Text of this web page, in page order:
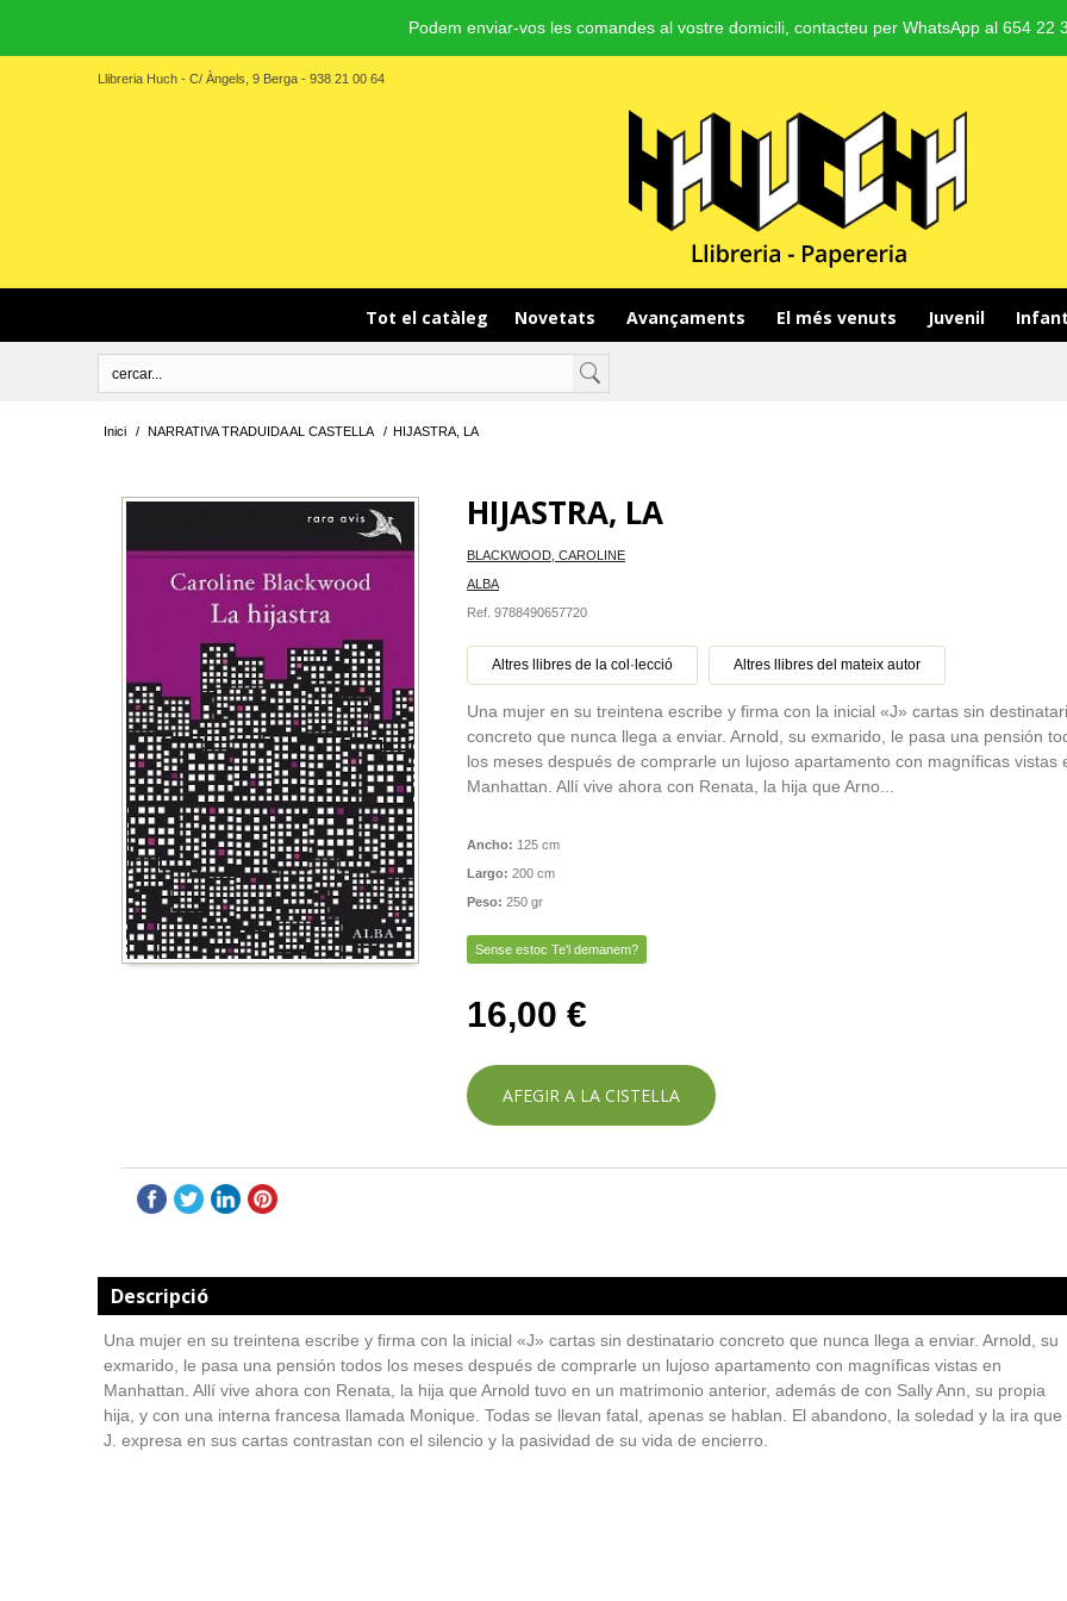
Podem enviar-vos les comandes al vostre domicili, contacteu per WhatsApp al 654 22
Llibreria Huch - C/ Àngels, 9 Berga - 938 21 00 64
Tot el catàleg Novetats Avançaments El més venuts Juvenil
Inici / NARRATIVA TRADUIDA AL CASTELLA / HIJASTRA, LA
HIJASTRA, LA
BLACKWOOD, CAROLINE
ALBA
Ref. 9788490657720
Altres llibres de la col·lecció Altres llibres del mateix autor
Una mujer en su treintena escribe y firma con la inicial «J» cartas sin
concreto que nunca llega a enviar. Arnold, su exmarido, le pasa una pensión
los meses después de comprarle un lujoso apartamento con magníficas vistas
Manhattan. Allí vive ahora con Renata, la hija que Arno...
Ancho: 125 cm
Largo: 200 cm
Peso: 250 gr
Sense estoc Te'l demanem?
16,00 €
AFEGIR A LA CISTELLA
Descripció
Una mujer en su treintena escribe y firma con la inicial «J» cartas sin destinatario concreto que nunca llega a enviar. Arnold, su
exmarido, le pasa una pensión todos los meses después de comprarle un lujoso apartamento con magníficas vistas en
Manhattan. Allí vive ahora con Renata, la hija que Arnold tuvo en un matrimonio anterior, además de con Sally Ann, su propia
hija, y con una interna francesa llamada Monique. Todas se llevan fatal, apenas se hablan. El abandono, la soledad y la ira que
J. expresa en sus cartas contrastan con el silencio y la pasividad de su vida de encierro.